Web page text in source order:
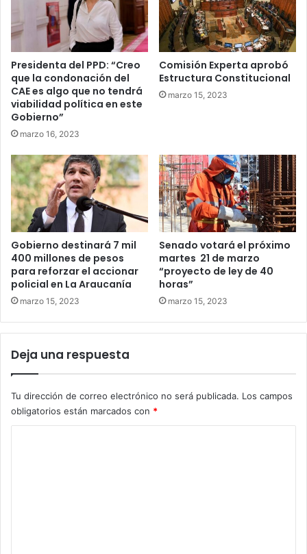
Presidenta del PPD: “Creo
que la condonación del
CAE es algo que no tendrá
viabilidad política en este
Gobierno”
marzo 16, 2023
Comisión Experta aprobó
Estructura Constitucional
marzo 15, 2023
Gobierno destinará 7 mil
400 millones de pesos
para reforzar el accionar
policial en La Araucanía
marzo 15, 2023
Senado votará el próximo
martes 21 de marzo
“proyecto de ley de 40
horas”
marzo 15, 2023
Deja una respuesta
Tu dirección de correo electrónico no será publicada. Los campos
obligatorios están marcados con *